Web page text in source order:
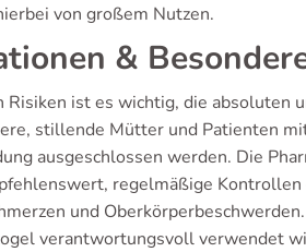
von großem Nutzen.
&
ist es wichtig, die absoluten
stillende Mütter und Patienten
ausgeschlossen werden. Die
regelmäßige
und
verantwortungsvoll verwendet